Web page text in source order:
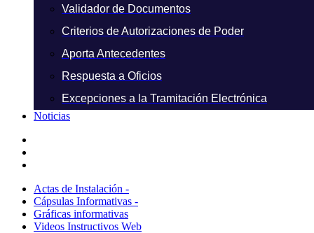
Validador de Documentos
Criterios de Autorizaciones de Poder
Aporta Antecedentes
Respuesta a Oficios
Excepciones a la Tramitación Electrónica
Noticias
Actas de Instalación -
Cápsulas Informativas -
Gráficas informativas
Videos Instructivos Web